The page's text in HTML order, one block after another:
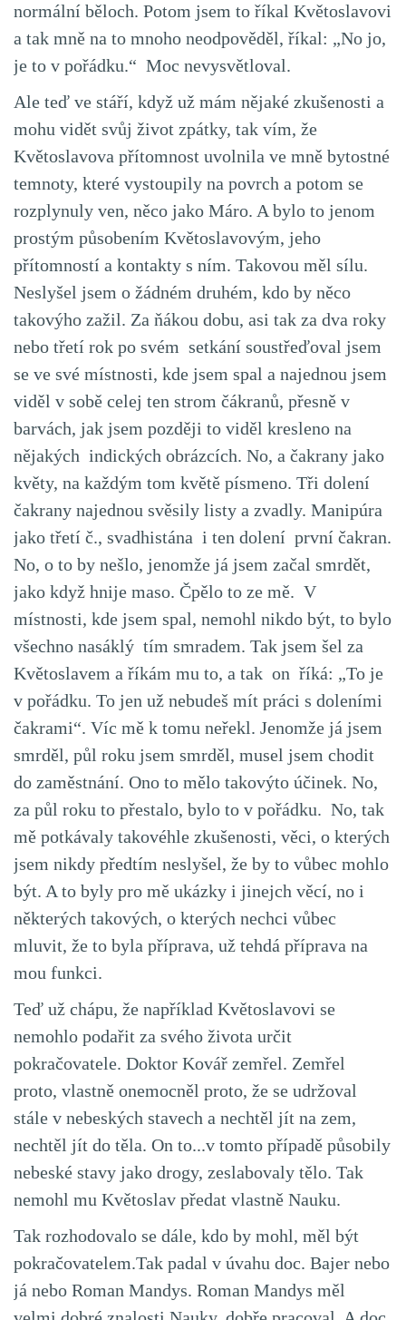
normální běloch. Potom jsem to říkal Květoslavovi
a tak mně na to mnoho neodpověděl, říkal: „No jo,
je to v pořádku.“ Moc nevysvětloval.
Ale teď ve stáří, když už mám nějaké zkušenosti a
mohu vidět svůj život zpátky, tak vím, že
Květoslavova přítomnost uvolnila ve mně bytostné
temnoty, které vystoupily na povrch a potom se
rozplynuly ven, něco jako Máro. A bylo to jenom
prostým působením Květoslavovým, jeho
přítomností a kontakty s ním. Takovou měl sílu.
Neslyšel jsem o žádném druhém, kdo by něco
takovýho zažil. Za ňákou dobu, asi tak za dva roky
nebo třetí rok po svém setkání soustřeďoval jsem
se ve své místnosti, kde jsem spal a najednou jsem
viděl v sobě celej ten strom čákranů, přesně v
barvách, jak jsem později to viděl kresleno na
nějakých indických obrázcích. No, a čakrany jako
květy, na každým tom květě písmeno. Tři dolení
čakrany najednou svěsily listy a zvadly. Manipúra
jako třetí č., svadhistána i ten dolení první čakran.
No, o to by nešlo, jenomže já jsem začal smrdět,
jako když hnije maso. Čpělo to ze mě. V
místnosti, kde jsem spal, nemohl nikdo být, to bylo
všechno nasáklý tím smradem. Tak jsem šel za
Květoslavem a říkám mu to, a tak on říká: „To je
v pořádku. To jen už nebudeš mít práci s doleními
čakrami“. Víc mě k tomu neřekl. Jenomže já jsem
smrděl, půl roku jsem smrděl, musel jsem chodit
do zaměstnání. Ono to mělo takovýto účinek. No,
za půl roku to přestalo, bylo to v pořádku. No, tak
mě potkávaly takovéhle zkušenosti, věci, o kterých
jsem nikdy předtím neslyšel, že by to vůbec mohlo
být. A to byly pro mě ukázky i jinejch věcí, no i
některých takových, o kterých nechci vůbec
mluvit, že to byla příprava, už tehdá příprava na
mou funkci.
Teď už chápu, že například Květoslavovi se
nemohlo podařit za svého života určit
pokračovatele. Doktor Kovář zemřel. Zemřel
proto, vlastně onemocněl proto, že se udržoval
stále v nebeských stavech a nechtěl jít na zem,
nechtěl jít do těla. On to...v tomto případě působily
nebeské stavy jako drogy, zeslabovaly tělo. Tak
nemohl mu Květoslav předat vlastně Nauku.
Tak rozhodovalo se dále, kdo by mohl, měl být
pokračovatelem.Tak padal v úvahu doc. Bajer nebo
já nebo Roman Mandys. Roman Mandys měl